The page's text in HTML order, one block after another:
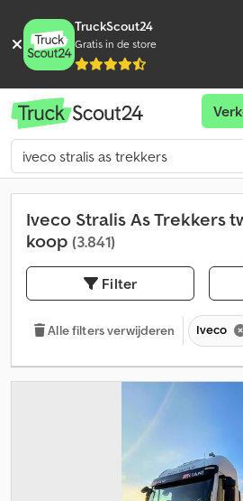
TruckScout24
Gratis in de store
Iveco Stralis As Trekkers
koop (3.841)
Filter
Alle filters verwijderen Iveco